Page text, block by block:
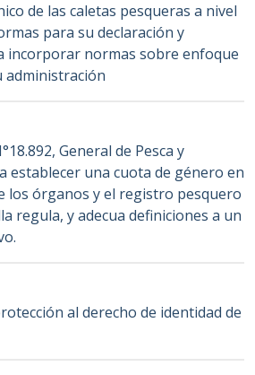
de las caletas pesqueras a nivel
para su declaración y
incorporar normas sobre enfoque
administración
General de Pesca y
establecer una cuota de género en
los órganos y el registro pesquero
regula, y adecua definiciones a un
al derecho de identidad de